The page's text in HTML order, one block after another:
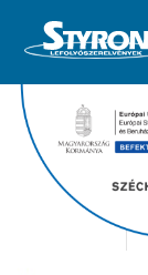
<<< Termék